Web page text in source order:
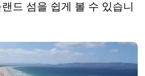
드 섬을 쉽게 볼 수 있습니